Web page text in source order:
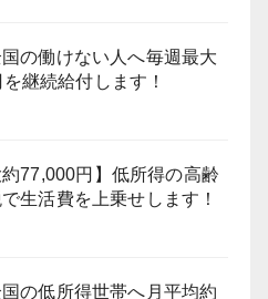
国の働けない人へ毎週最大
継続給付します！
約77,000円】低所得の高齢
生活費を上乗せします！
国の低所得世帯へ月平均約